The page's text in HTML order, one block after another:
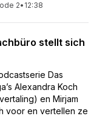
2• 12:38
stellt sich
Das
Alexandra Koch
en Mirjam
voor en vertellen ze